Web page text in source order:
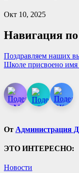
Окт 10, 2025
Навигация
Поздравляем наших
Школе присвоено
От
ЭТО ИНТЕРЕСНО:
Новости